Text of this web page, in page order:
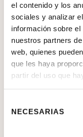
el contenido y los
sociales y analizar
información sobre
nuestros partners
web, quienes
que les haya
partir del uso que
NECESARIAS
La
Pietro di
MATERIAL